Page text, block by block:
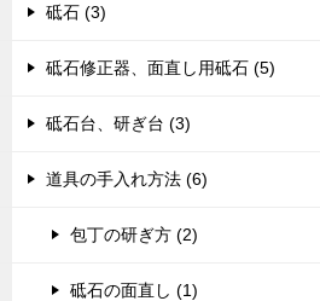
砥石 (3)
砥石修正器、面直し用砥石 (5)
砥石台、研ぎ台 (3)
道具の手入れ方法 (6)
包丁の研ぎ方 (2)
砥石の面直し (1)